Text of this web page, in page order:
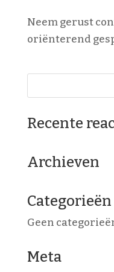
Neem gerust
oriënterend
Recente
Archieven
Categorieën
Geen
Meta